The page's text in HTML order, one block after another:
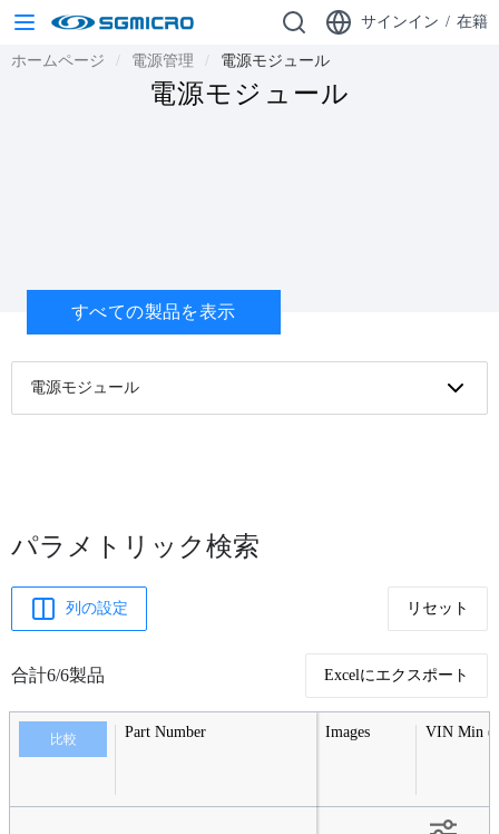
サインイン / 在籍
ホームページ 電源管理 電源モジュール
電源モジュール
すべての製品を表示
電源モジュール
パラメトリック検索
列の設定 リセット
合計6/6製品 Excelにエクスポート
比較 Part Number Images VIN Min